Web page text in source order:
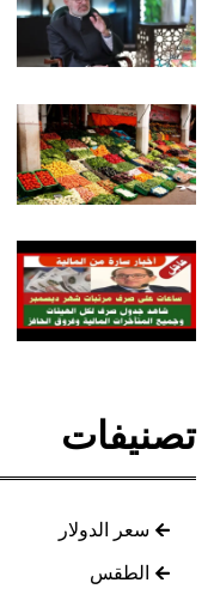
تصنيفات
سعر الدولار
الطقس